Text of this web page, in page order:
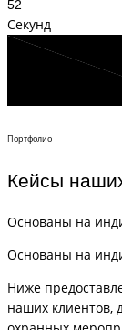
52
Секунд
Портфолио
Кейсы
Основаны на
Основаны на
Ниже
наших клиентов,